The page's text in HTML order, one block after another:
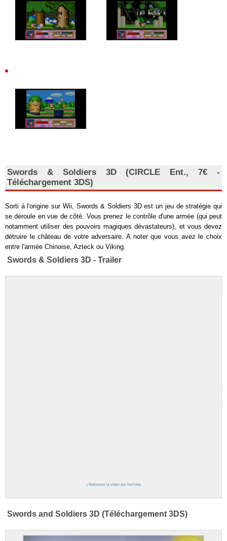
Swords & Soldiers 3D (CIRCLE Ent., 7€ -
Téléchargement 3DS)
Sorti à l'origine sur Wii, Swords & Soldiers 3D est un jeu de stratégie qui
se déroule en vue de côté. Vous prenez le contrôle d'une armée (qui peut
notamment utiliser des pouvoirs magiques dévastateurs), et vous devez
détruire le château de votre adversaire. A noter que vous avez le choix
entre l'armée Chinoise, Azteck ou Viking.
Swords & Soldiers 3D - Trailer
› Retrouvez la vidéo sur YouTube
Swords and Soldiers 3D (Téléchargement 3DS)